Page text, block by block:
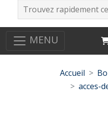
MENU
Accueil
acces-